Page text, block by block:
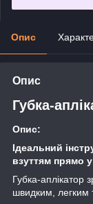
Опис
Опис
Губка-
Опис:
Ідеальний
взуттям прямо
Губка-аплікатор
швидким, легким